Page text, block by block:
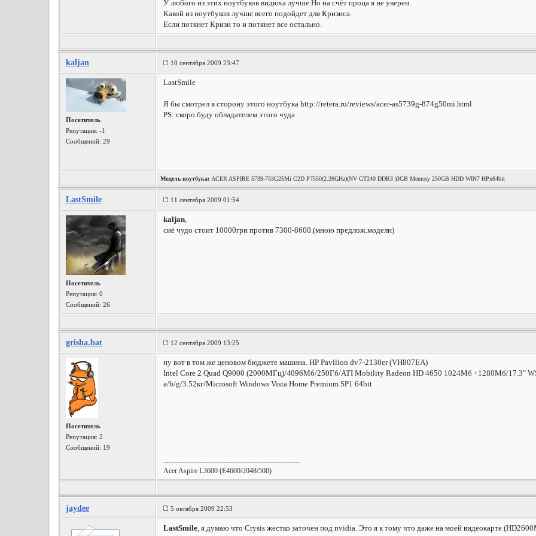
У любого из этих ноутбуков видюха лучше.Но на счёт проца я не уверен.
Какой из ноутбуков лучше всего подойдет для Кризиса.
Если потянет Кризи то и потянет все остально.
kaljan 10 сентября 2009 23:47
Посетитель
Репутация: -1
Сообщений: 29
LastSmile
Я бы смотрел в сторону этого ноутбука http://retera.ru/reviews/acer-as5739g-874g50mi.html
PS: скоро буду обладателем этого чуда
Модель ноутбука:ACER ASPIRE 5739-753G25Mi C2D P7550(2.26GHz)(NV GT240 DDR3 )3GB Memory 250GB HDD WIN7 HPx64bit
LastSmile 11 сентября 2009 01:54
Посетитель
Репутация: 0
Сообщений: 26
kaljan,
сиё чудо стоит 10000грн против 7300-8600.(мною предлож.модели)
grisha.bat 12 сентября 2009 13:25
Посетитель
Репутация: 2
Сообщений: 19
ну вот в том же ценовом бюджете машина. HP Pavilion dv7-2130er (VH807EA)
Intel Core 2 Quad Q9000 (2000МГц)/4096Мб/250Гб/ATI Mobility Radeon HD 4650 1024Мб +1280Мб/17.3"
a/b/g/3.52кг/Microsoft Windows Vista Home Premium SP1 64bit
---------------------------------------------------------
Acer Aspire L3600 (E4600/2048/500)
jaydee 5 октября 2009 22:53
LastSmile, я думаю что Crysis жестко заточен под nvidia. Это я к тому что даже на моей видеокарте